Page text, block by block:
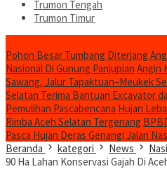
Trumon Tengah
Trumon Timur
Pohon Besar Tumbang Diterjang
Nasional Di Gunung Panjupian Angin
Sawang, Jalur Tapaktuan–Meukek
Selatan Terima Bantuan Excavator
Pemulihan Pascabencana Hujan
Rimba Aceh Selatan Tergenang
Pasca Hujan Deras Genangi Jalan
Beranda
kategori News
90 Ha Lahan Konservasi Gajah Di